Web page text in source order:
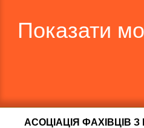
Показати
АСОЦІАЦІЯ ФАХІВЦІВ З